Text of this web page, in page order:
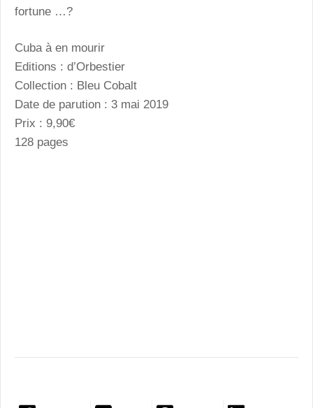
fortune …?
Cuba à en mourir
Editions : d’Orbestier
Collection : Bleu Cobalt
Date de parution : 3 mai 2019
Prix : 9,90€
128 pages